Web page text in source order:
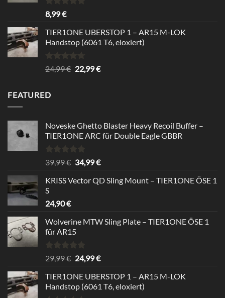
Bewertet
mit
von 5
8,99€
TIER1ONE UBERSTOP 1 – AR15 M-LOK
Handstop (6061 T6, eloxiert)
Bewertet
mit
24,99€ Ursprünglicher
22,99€Aktueller
FEATURED
Noveske Ghetto Blaster Heavy Recoil Buffer –
TIER1ONE ARC für Double Eagle GBBR
Bewertet
mit
von 5
39,99€ Ursprünglicher
war:
34,99€Aktueller
ist:
KRISS Vector QD Sling Mount – TIER1ONE ÖSE 1
S
24,90€
Wolverine MTW Sling Plate – TIER1ONE ÖSE 1
für AR15
Bewertet
mit
von 5
29,99€ Ursprünglicher
war:
29,99 €
24,99€Aktueller
ist:
24,99 €.
TIER1ONE UBERSTOP 1 – AR15 M-LOK
Handstop (6061 T6, eloxiert)